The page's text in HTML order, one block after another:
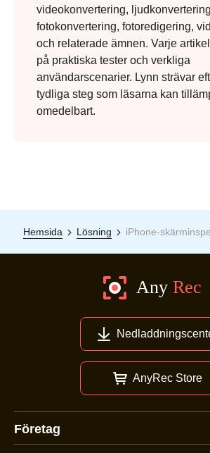
videokonvertering,
fotokonvertering, fotoredigering,
och relaterade ämnen. Varje
på praktiska tester och verkliga
användarscenarier. Lynn strävar
tydliga steg som läsarna kan
omedelbart.
Hemsida Lösning iPhone-
AnyRec Store
Företag